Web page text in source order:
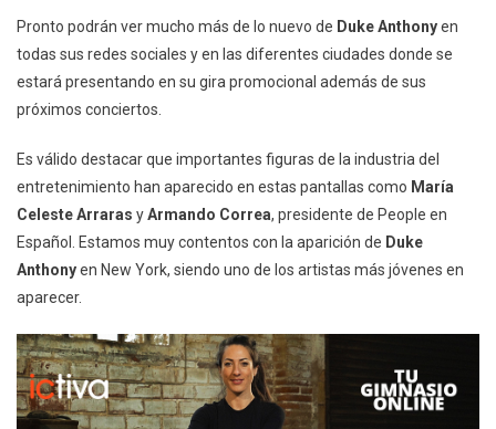
Pronto podrán ver mucho más de lo nuevo de Duke Anthonyen
todas sus redes sociales y en las diferentes ciudades donde se
estará presentando en su gira promocional además de sus
próximos conciertos.
Es válido destacar que importantes figuras de la industria del
entretenimiento han aparecido en estas pantallas como María
Celeste Arraras yArmando Correa, presidente de People en
Español. Estamos muy contentos con la aparición de Duke
Anthonyen New York, siendo uno de los artistas más jóvenes en
aparecer.